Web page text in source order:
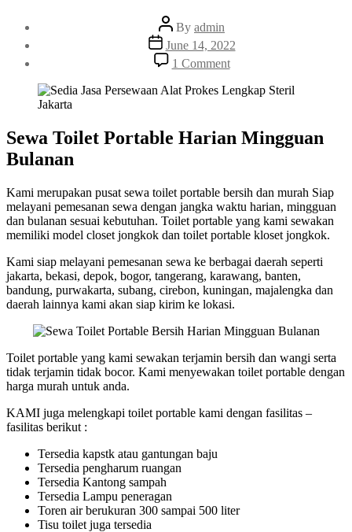
Post
author
By admin
Post
date
June 14, 2022
1 Commenton
Sewa
Toilet
Portable
Harian
Mingguan
Sewa Toilet Portable Harian Mingguan
Bulanan
Kami merupakan pusat sewa toilet portable bersih dan murah Siap
melayani pemesanan sewa dengan jangka waktu harian, mingguan
dan bulanan sesuai kebutuhan. Toilet portable yang kami sewakan
memiliki model closet jongkok dan toilet portable kloset jongkok.
Kami siap melayani pemesanan sewa ke berbagai daerah seperti
jakarta, bekasi, depok, bogor, tangerang, karawang, banten,
bandung, purwakarta, subang, cirebon, kuningan, majalengka dan
daerah lainnya kami akan siap kirim ke lokasi.
Toilet portable yang kami sewakan terjamin bersih dan wangi serta
tidak terjamin tidak bocor. Kami menyewakan toilet portable dengan
harga murah untuk anda.
KAMI juga melengkapi toilet portable kami dengan fasilitas –
fasilitas berikut :
Tersedia kapstk atau gantungan baju
Tersedia pengharum ruangan
Tersedia Kantong sampah
Tersedia Lampu peneragan
Toren air berukuran 300 sampai 500 liter
Tisu toilet juga tersedia